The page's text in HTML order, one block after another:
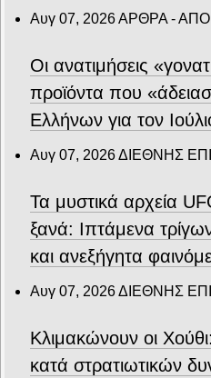
Αυγ 07, 2026ΑΡΘΡΑ -
Οι ανατιμήσεις
προϊόντα που
Ελλήνων για τον
Αυγ 07, 2026ΔΙΕΘΝΗΣ
Τα μυστικά αρχεία
ξανά: Ιπτάμενα
και ανεξήγητα
Αυγ 07, 2026ΔΙΕΘΝΗΣ
Κλιμακώνουν οι
κατά στρατιωτικών